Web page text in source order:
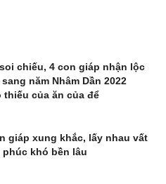
chiếu, 4 con giáp nhận lộc
năm Nhâm Dần 2022
thiếu của ăn của để
giáp xung khắc, lấy nhau vất
phúc khó bền lâu